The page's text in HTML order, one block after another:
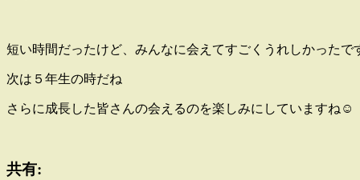
短い時間だったけど、みんなに会えてすごくうれしかったで
次は５年生の時だね
さらに成長した皆さんの会えるのを楽しみにしていますね☺
共有: